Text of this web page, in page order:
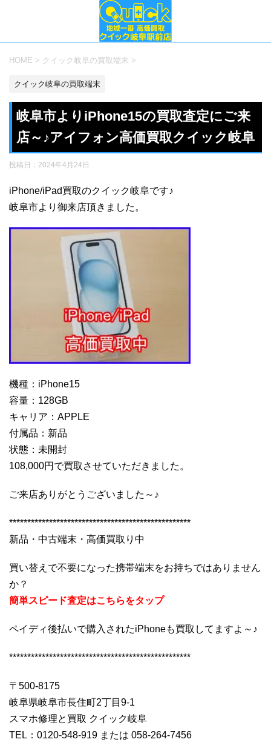
HOME > クイック岐阜の買取端末 >
クイック岐阜の買取端末
岐阜市よりiPhone15の買取査定にご来
店～♪アイフォン高価買取クイック岐阜
投稿日： 2024年4月24日
iPhone/iPad買取のクイック岐阜です♪
岐阜市より御来店頂きました。
機種：iPhone15
容量：128GB
キャリア：APPLE
付属品：新品
状態：未開封
108,000円で買取させていただきました。
ご来店ありがとうございました～♪
**************************************************
新品・中古端末・高価買取り中
買い替えで不要になった携帯端末をお持ちではありません
か？
簡単スピード査定はこちらをタップ
ペイディ後払いで購入されたiPhoneも買取してますよ～♪
**************************************************
〒500-8175
岐阜県岐阜市長住町2丁目9-1
スマホ修理と買取 クイック岐阜
TEL：0120-548-919 または 058-264-7456